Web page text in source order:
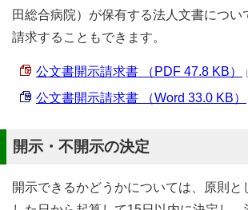
田総合病院）が保有する法人文書につい
請求することもできます。
公文書開示請求書 （PDF 47.8 KB）
公文書開示請求書 （Word 33.0 KB）
開示・不開示の決定
開示できるかどうかについては、原則と